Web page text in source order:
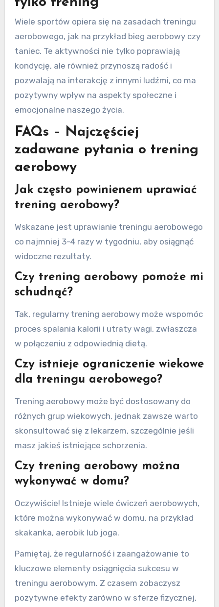
Wiele sportów opiera się na zasadach treningu
aerobowego, jak na przykład bieg aerobowy czy
taniec. Te aktywności nie tylko poprawiają
kondycję, ale również przynoszą radość i
pozwalają na interakcję z innymi ludźmi, co ma
pozytywny wpływ na aspekty społeczne i
emocjonalne naszego życia.
FAQs – Najczęściej
zadawane pytania o trening
aerobowy
Jak często powinienem uprawiać
trening aerobowy?
Wskazane jest uprawianie treningu aerobowego
co najmniej 3-4 razy w tygodniu, aby osiągnąć
widoczne rezultaty.
Czy trening aerobowy pomoże mi
schudnąć?
Tak, regularny trening aerobowy może wspomóc
proces spalania kalorii i utraty wagi, zwłaszcza
w połączeniu z odpowiednią dietą.
Czy istnieje ograniczenie wiekowe
dla treningu aerobowego?
Trening aerobowy może być dostosowany do
różnych grup wiekowych, jednak zawsze warto
skonsultować się z lekarzem, szczególnie jeśli
masz jakieś istniejące schorzenia.
Czy trening aerobowy można
wykonywać w domu?
Oczywiście! Istnieje wiele ćwiczeń aerobowych,
które można wykonywać w domu, na przykład
skakanka, aerobik lub joga.
Pamiętaj, że regularność i zaangażowanie to
kluczowe elementy osiągnięcia sukcesu w
treningu aerobowym. Z czasem zobaczysz
pozytywne efekty zarówno w sferze fizycznej,